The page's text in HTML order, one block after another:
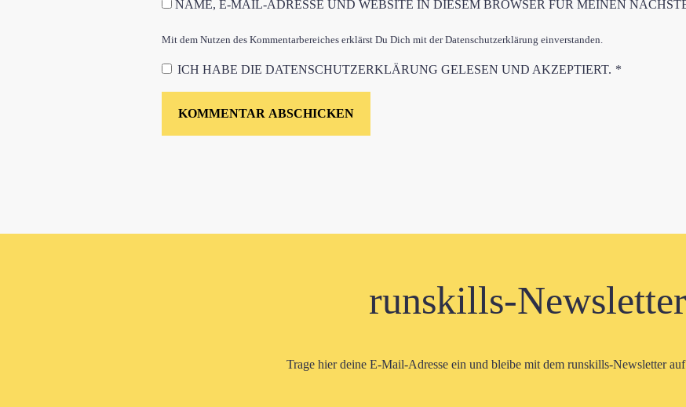
NAME, E-MAIL-ADRESSE UND WEBSITE IN DIESEM BROWSER FÜR MEINEN
Mit dem Nutzen des Kommentarbereiches erklärst Du Dich mit der Datenschutzerklärung einverstanden.
ICH HABE DIE DATENSCHUTZERKLÄRUNG GELESEN UND AKZEPTIERT. *
runskills-Newsletter
Trage hier deine E-Mail-Adresse ein und bleibe mit dem runskills-Newsletter